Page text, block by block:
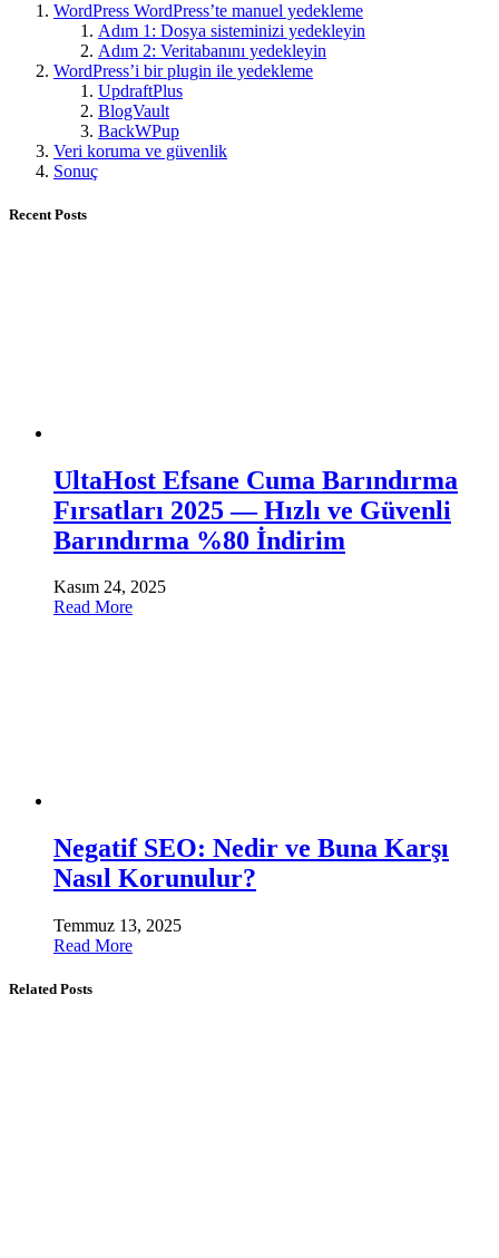
WordPress WordPress’te manuel yedekleme
Adım 1: Dosya sisteminizi yedekleyin
Adım 2: Veritabanını yedekleyin
WordPress’i bir plugin ile yedekleme
UpdraftPlus
BlogVault
BackWPup
Veri koruma ve güvenlik
Sonuç
Recent Posts
UltaHost Efsane Cuma Barındırma
Fırsatları 2025 — Hızlı ve Güvenli
Barındırma %80 İndirim
Kasım 24, 2025
Read More
Negatif SEO: Nedir ve Buna Karşı
Nasıl Korunulur?
Temmuz 13, 2025
Read More
Related Posts